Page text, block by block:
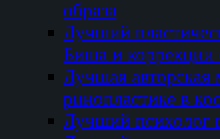
образа
Лучший
Биша и коррекции
Лучшая авторская
ринопластике в
Лучший психолог